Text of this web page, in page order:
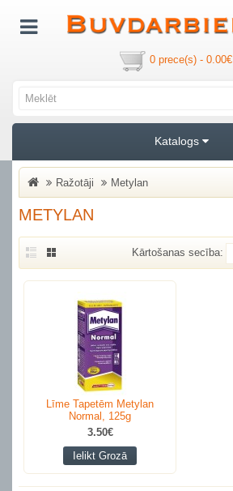
0 prece(s) - 0.00€
Katalogs
Ražotāji Metylan
METYLAN
Kārtošanas secība:
Līme Tapetēm Metylan
Normal, 125g
3.50€
Ielikt Grozā